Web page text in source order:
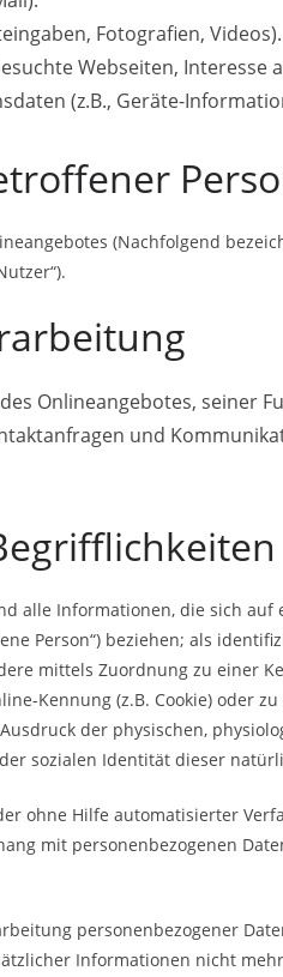
Fotografien, Videos).
Webseiten, Interesse
(z.B., Geräte-
(Nachfolgend
Onlineangebotes, seiner
und
alle Informationen, die sich
Person“) beziehen; als
mittels Zuordnung zu einer
Kennung (z.B. Cookie) oder
der physischen,
sozialen Identität dieser
ohne Hilfe automatisierter
mit personenbezogenen
personenbezogener
Informationen nicht